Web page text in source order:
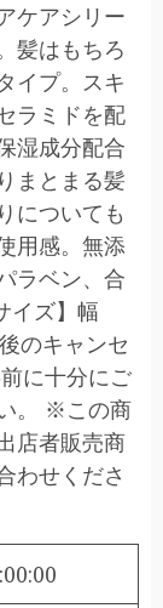
ケアシリー
髪はもちろ
イプ。スキ
ラミドを配
湿成分配合
まとまる髪
についても
用感。無添
ラベン、合
イズ】幅
のキャンセ
に十分にご
。 ※この商
店者販売商
わせくださ